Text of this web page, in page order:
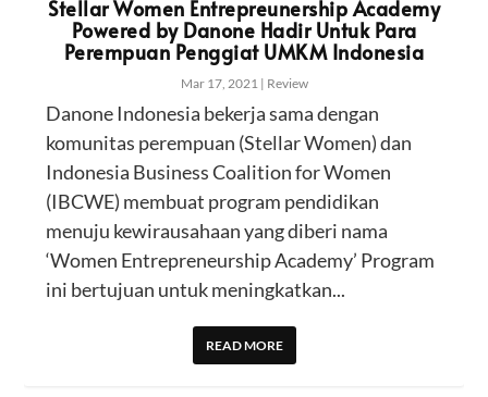
Stellar Women Entrepreunership Academy
Powered by Danone Hadir Untuk Para
Perempuan Penggiat UMKM Indonesia
Mar 17, 2021| Review
Danone Indonesia bekerja sama dengan
komunitas perempuan (Stellar Women) dan
Indonesia Business Coalition for Women
(IBCWE) membuat program pendidikan
menuju kewirausahaan yang diberi nama
‘Women Entrepreneurship Academy’ Program
ini bertujuan untuk meningkatkan...
READ MORE